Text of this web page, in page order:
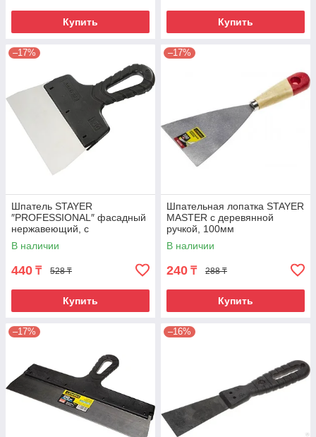
Купить Купить
–17%
Шпатель STAYER
″PROFESSIONAL″ фасадный
нержавеющий, с
пластмассовой ручкой,
150мм
В наличии
440 ₸ 528 ₸
Купить
–17%
Шпательная лопатка STAYER
MASTER c деревянной
ручкой, 100мм
В наличии
240 ₸ 288 ₸
Купить
–17% –16%